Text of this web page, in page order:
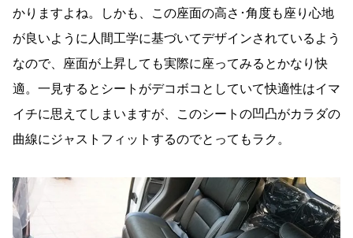
かりますよね。しかも、この座面の高さ･角度も座り心地
が良いように人間工学に基づいてデザインされているよう
なので、座面が上昇しても実際に座ってみるとかなり快
適。一見するとシートがデコボコとしていて快適性はイマ
イチに思えてしまいますが、このシートの凹凸がカラダの
曲線にジャストフィットするのでとってもラク。